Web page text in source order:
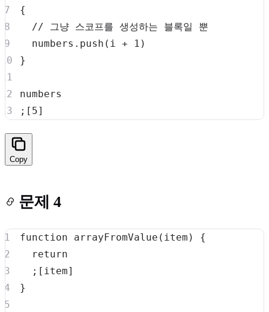
{
// 그냥 스코프를 생성하는 블록일 뿐
  numbers
. push ( i + 1 )
}
; [ 5]
Copy
문제 4
function arrayFromValue ( item )
{
return
; [ item]
}